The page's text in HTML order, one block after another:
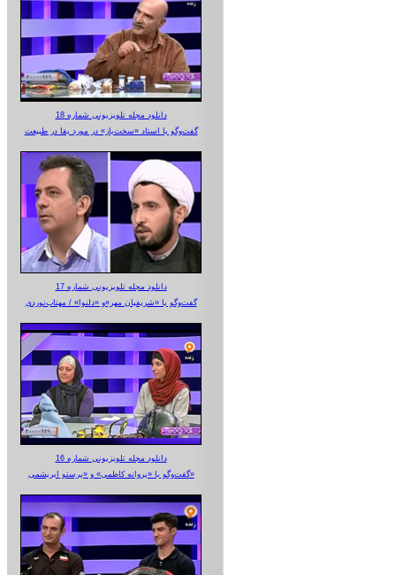
دانلود مجله تلویزیونی شماره 18
گفت‌وگو با استاد «سخت‌باز» در مورد بقا در طبیعت
دانلود مجله تلویزیونی شماره 17
گفت‌وگو با «شریفیان مهر»‌و «دلنوا» / مهتاب‌نوردی
دانلود مجله تلویزیونی شماره 16
گفت‌وگو با «پروانه کاظمی» و «پرستو‌ ابریشمی»